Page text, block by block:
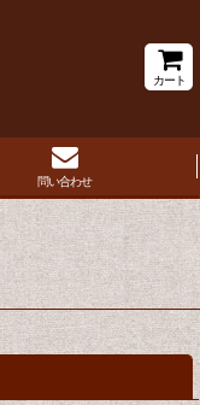
カート
問い合わせ